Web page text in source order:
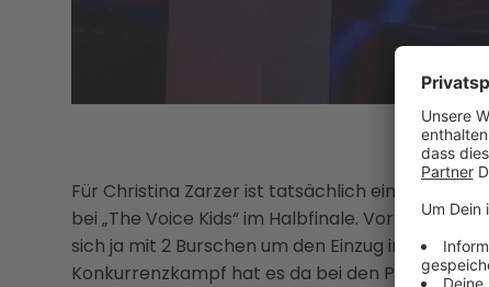
Für Christina Zarzer ist tatsächlich ein Traum
bei „The Voice Kids“ im Halbfinale. Vor dem
sich ja mit 2 Burschen um den Einzug in die
Konkurrenzkampf hat es da bei den Proben